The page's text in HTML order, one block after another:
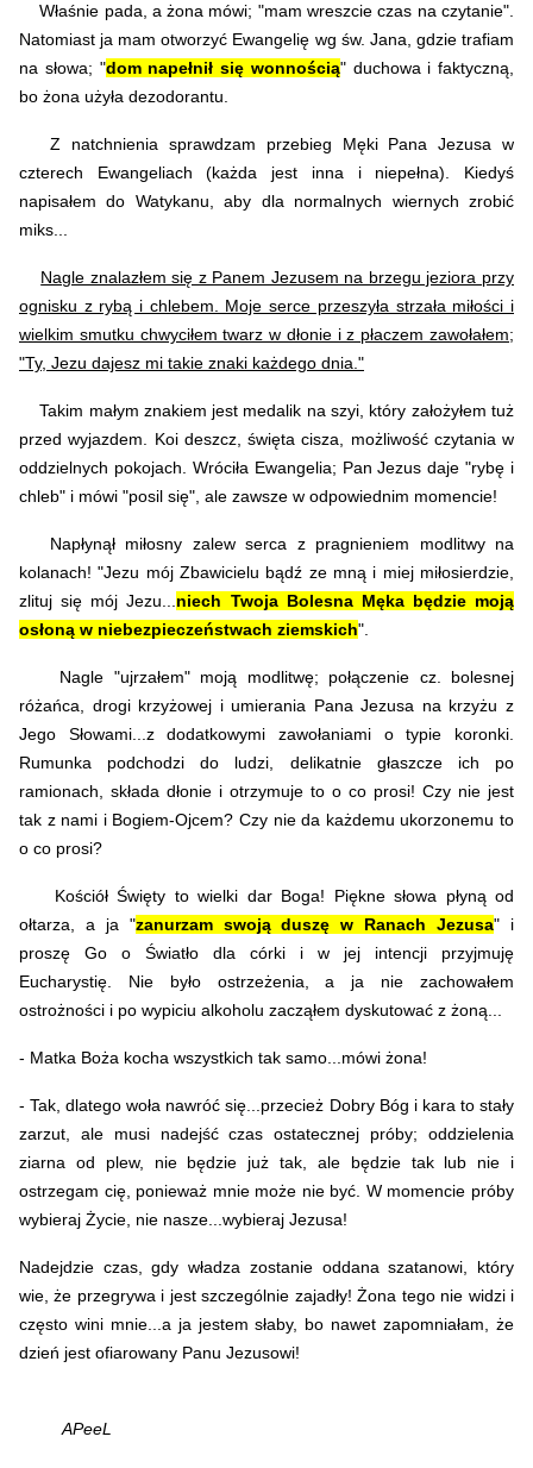
Właśnie pada, a żona mówi; "mam wreszcie czas na czytanie".
Natomiast ja mam otworzyć Ewangelię wg św. Jana, gdzie trafiam
na słowa; "dom napełnił się wonnością" duchowa i faktyczną,
bo żona użyła dezodorantu.
Z natchnienia sprawdzam przebieg Męki Pana Jezusa w
czterech Ewangeliach (każda jest inna i niepełna). Kiedyś
napisałem do Watykanu, aby dla normalnych wiernych zrobić
miks...
Nagle znalazłem się z Panem Jezusem na brzegu jeziora przy
ognisku z rybą i chlebem. Moje serce przeszyła strzała miłości i
wielkim smutku chwyciłem twarz w dłonie i z płaczem zawołałem;
"Ty, Jezu dajesz mi takie znaki każdego dnia."
Takim małym znakiem jest medalik na szyi, który założyłem tuż
przed wyjazdem. Koi deszcz, święta cisza, możliwość czytania w
oddzielnych pokojach. Wróciła Ewangelia; Pan Jezus daje "rybę i
chleb" i mówi "posil się", ale zawsze w odpowiednim momencie!
Napłynął miłosny zalew serca z pragnieniem modlitwy na
kolanach! "Jezu mój Zbawicielu bądź ze mną i miej miłosierdzie,
zlituj się mój Jezu... niech Twoja Bolesna Męka będzie moją
osłoną w niebezpieczeństwach ziemskich".
Nagle "ujrzałem" moją modlitwę; połączenie cz. bolesnej
różańca, drogi krzyżowej i umierania Pana Jezusa na krzyżu z
Jego Słowami...z dodatkowymi zawołaniami o typie koronki.
Rumunka podchodzi do ludzi, delikatnie głaszcze ich po
ramionach, składa dłonie i otrzymuje to o co prosi! Czy nie jest
tak z nami i Bogiem-Ojcem? Czy nie da każdemu ukorzonemu to
o co prosi?
Kościół Święty to wielki dar Boga! Piękne słowa płyną od
ołtarza, a ja "zanurzam swoją duszę w Ranach Jezusa" i
proszę Go o Światło dla córki i w jej intencji przyjmuję
Eucharystię. Nie było ostrzeżenia, a ja nie zachowałem
ostrożności i po wypiciu alkoholu zacząłem dyskutować z żoną...
- Matka Boża kocha wszystkich tak samo...mówi żona!
- Tak, dlatego woła nawróć się...przecież Dobry Bóg i kara to stały
zarzut, ale musi nadejść czas ostatecznej próby; oddzielenia
ziarna od plew, nie będzie już tak, ale będzie tak lub nie i
ostrzegam cię, ponieważ mnie może nie być. W momencie próby
wybieraj Życie, nie nasze...wybieraj Jezusa!
Nadejdzie czas, gdy władza zostanie oddana szatanowi, który
wie, że przegrywa i jest szczególnie zajadły! Żona tego nie widzi i
często wini mnie...a ja jestem słaby, bo nawet zapomniałam, że
dzień jest ofiarowany Panu Jezusowi!
APeeL